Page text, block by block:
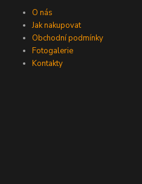
O nás
Jak nakupovat
Obchodní podmínky
Fotogalerie
Kontakty